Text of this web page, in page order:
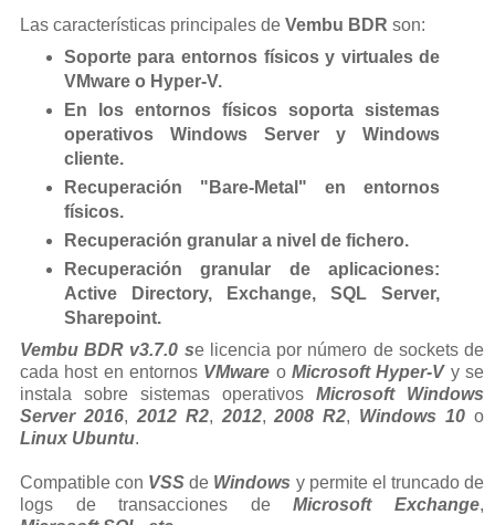
Las características principales de Vembu BDR son:
Soporte para entornos físicos y virtuales de
VMware o Hyper-V.
En los entornos físicos soporta sistemas
operativos Windows Server y Windows
cliente.
Recuperación "Bare-Metal" en entornos
físicos.
Recuperación granular a nivel de fichero.
Recuperación granular de aplicaciones:
Active Directory, Exchange, SQL Server,
Sharepoint.
Vembu BDR v3.7.0 se licencia por número de sockets de
cada host en entornos VMware oMicrosoft Hyper-Vy se
instala sobre sistemas operativos Microsoft Windows
Server 2016, 2012 R2, 2012,2008 R2, Windows 10 o
Linux Ubuntu.
Compatible con VSSde Windows y permite el truncado de
logs de transacciones deMicrosoft Exchange,